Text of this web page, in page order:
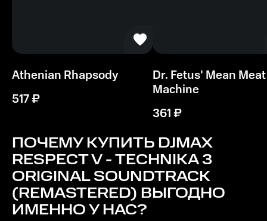
Athenian Rhapsody
517₽
Dr. Fetus' Mean Meat
Machine
361₽
ПОЧЕМУ КУПИТЬ DJMAX
RESPECT V - TECHNIKA 3
ORIGINAL SOUNDTRACK
(REMASTERED) ВЫГОДНО
ИМЕННО У НАС?